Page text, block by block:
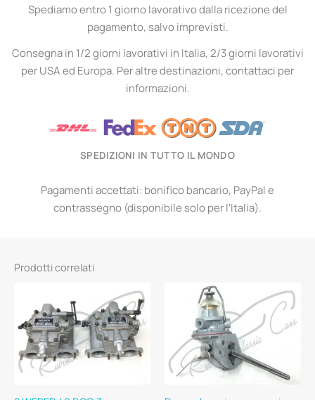
Spediamo entro 1 giorno lavorativo dalla ricezione del
pagamento, salvo imprevisti.
Consegna in 1/2 giorni lavorativi in Italia, 2/3 giorni lavorativi
per USA ed Europa. Per altre destinazioni, contattaci per
informazioni.
SPEDIZIONI IN TUTTO IL MONDO
Pagamenti accettati: bonifico bancario, PayPal e
contrassegno (disponibile solo per l'Italia).
Prodotti correlati